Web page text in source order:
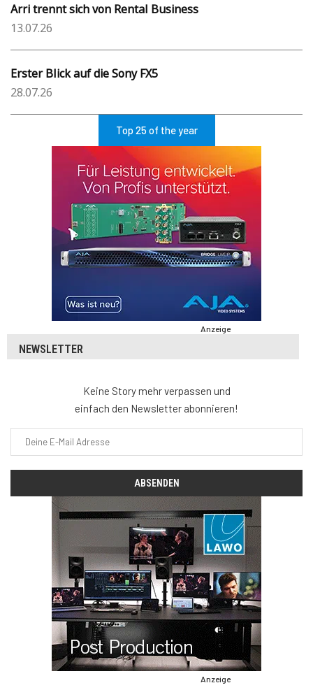
Arri trennt sich von Rental Business
13.07.26
Erster Blick auf die Sony FX5
28.07.26
Top 25 of the year
Anzeige
NEWSLETTER
Keine Story mehr verpassen und
einfach den Newsletter abonnieren!
Anzeige